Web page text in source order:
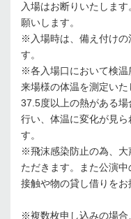
入場はお断りいたしま
願いします。
※入場時は、備え付けの
す。
※各入場口において検温
来場様の体温を測定いた
37.5度以上の熱がある
行い、体温に変化が見
す。
※飛沫感染防止の為、大
ただきます。また公演
接触や物の貸し借りをお
※複数枚申し込みの場合